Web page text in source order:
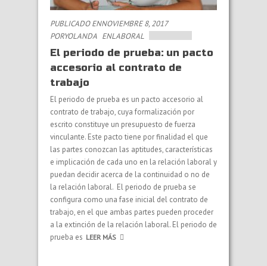
PUBLICADO ENNOVIEMBRE 8, 2017
PORYOLANDA ENLABORAL
El periodo de prueba: un pacto
accesorio al contrato de
trabajo
El periodo de prueba es un pacto accesorio al
contrato de trabajo, cuya formalización por
escrito constituye un presupuesto de fuerza
vinculante. Este pacto tiene por finalidad el que
las partes conozcan las aptitudes, características
e implicación de cada uno en la relación laboral y
puedan decidir acerca de la continuidad o no de
la relación laboral. El periodo de prueba se
configura como una fase inicial del contrato de
trabajo, en el que ambas partes pueden proceder
a la extinción de la relación laboral. El periodo de
prueba es LEER MÁS